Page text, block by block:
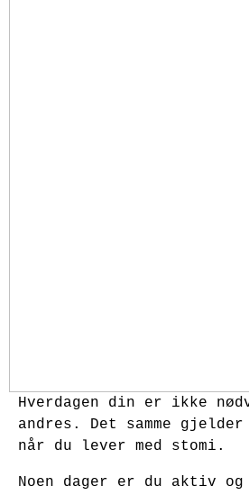
Hverdagen din er ikke
andres. Det samme gjelder
når du lever med stomi.
Noen dager er du aktiv